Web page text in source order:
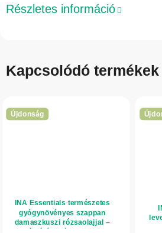
Részletes információ
Kapcsolódó termékek
Újdonság
INA Essentials természetes
gyógynövényes szappan
damaszkuszi rózsaolajjal –